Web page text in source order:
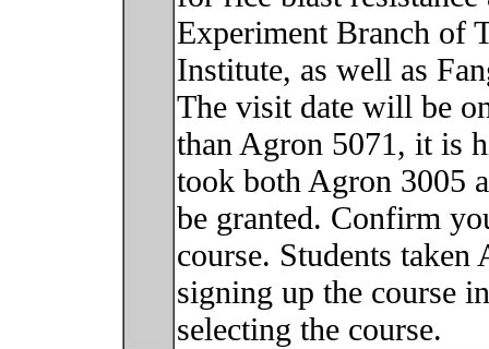
Experiment Branch of
Institute, as well as
The visit date will be
than Agron 5071, it is
took both Agron 3005
be granted. Confirm
course. Students
signing up the course
selecting the course.